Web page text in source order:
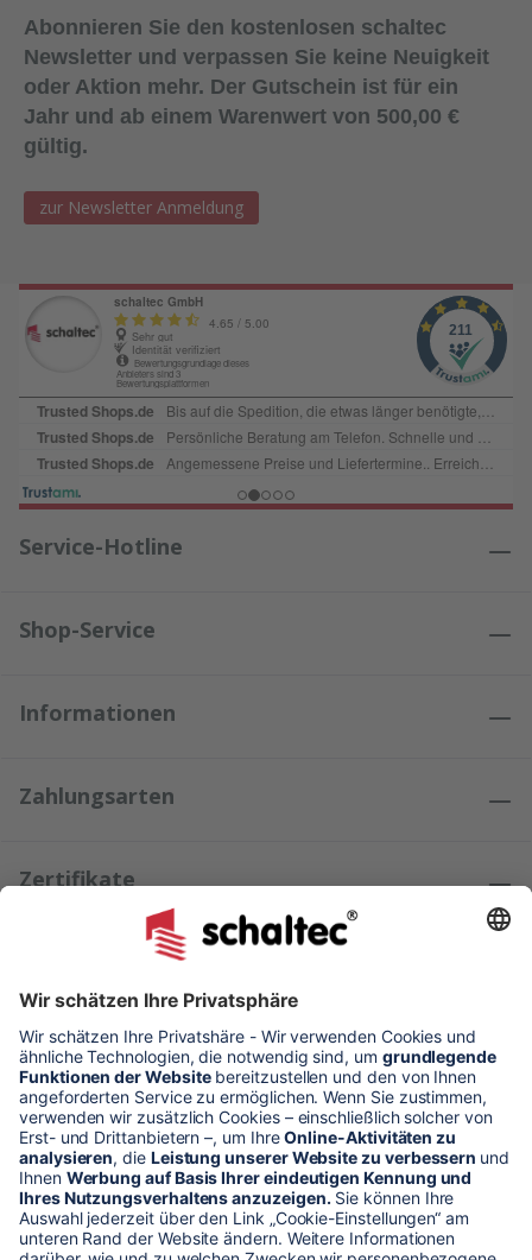
Abonnieren Sie den kostenlosen schaltec
Newsletter und verpassen Sie keine Neuigkeit
oder Aktion mehr. Der Gutschein ist für ein
Jahr und ab einem Warenwert von 500,00 €
gültig.
zur Newsletter Anmeldung
Service-Hotline
Shop-Service
Informationen
Zahlungsarten
Zertifikate
Kundenmeinungen
* Alle Preise verstehen sich zzgl. Mehrwertsteuer und Versandkosten